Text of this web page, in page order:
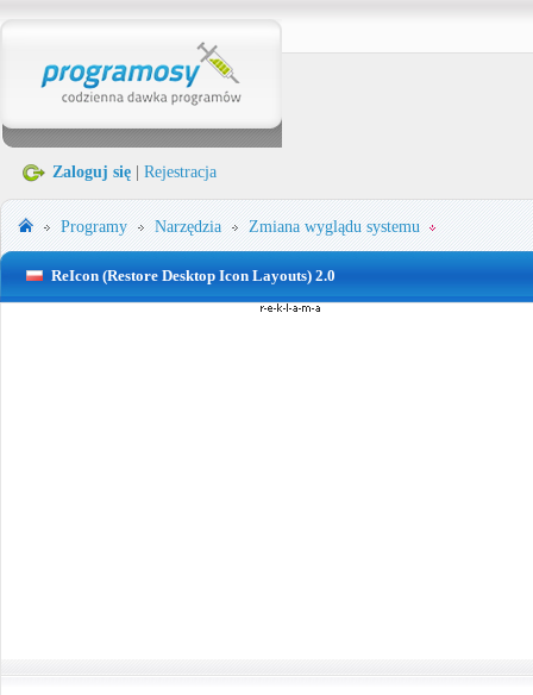
Zaloguj się Rejestracja
Programy Narzędzia Zmiana wyglądu systemu
ReIcon (Restore Desktop Icon Layouts) 2.0